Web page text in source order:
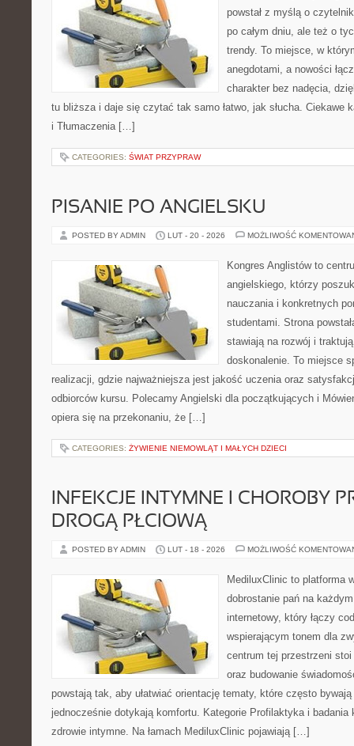
powstał z myślą o
po całym dniu, ale też o
trendy. To miejsce, w
anegdotami, a nowości
charakter bez nadęcia,
tu bliższa i daje się czytać tak samo łatwo, jak słucha. Ciekawe
i Tłumaczenia […]
CATEGORIES: ŚWIAT PRZYPRAW
PISANIE PO ANGIELSKU
POSTED BY ADMIN LUT - 20 - 2026 MOŻLIWOŚĆ
Kongres Anglistów to
angielskiego, którzy
nauczania i konkretnych
studentami. Strona
stawiają na rozwój i
doskonalenie. To miejsce
realizacji, gdzie najważniejsza jest jakość uczenia oraz
odbiorców kursu. Polecamy Angielski dla początkujących i
opiera się na przekonaniu, że […]
CATEGORIES: ŻYWIENIE NIEMOWLĄT I MAŁYCH DZIECI
INFEKCJE INTYMNE I CHOROBY
DROGĄ PŁCIOWĄ
POSTED BY ADMIN LUT - 18 - 2026 MOŻLIWOŚĆ
MediluxClinic to platforma
dobrostanie pań na
internetowy, który łączy
wspierającym tonem dla
centrum tej przestrzeni
oraz budowanie
powstają tak, aby ułatwiać orientację tematy, które często
jednocześnie dotykają komfortu. Kategorie Profilaktyka i
zdrowie intymne. Na łamach MediluxClinic pojawiają […]